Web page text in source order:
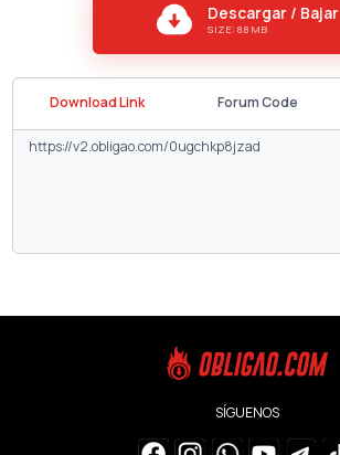
Descargar / Bajar
SIZE: 8.8 MB
Download Link Forum Code
SÍGUENOS